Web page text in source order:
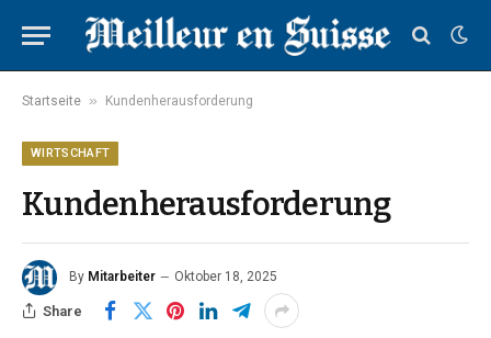
Startseite » Kundenherausforderung
WIRTSCHAFT
Kundenherausforderung
By Mitarbeiter Oktober 18, 2025
Share